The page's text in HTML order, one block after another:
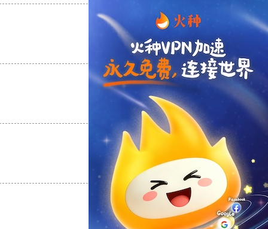
支持[0] 反对
支持
支持 反对 [0]